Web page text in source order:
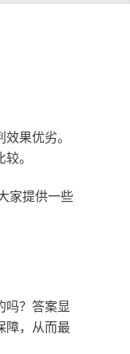
果优劣。
。
家提供一些
吗？答案显
障，从而最